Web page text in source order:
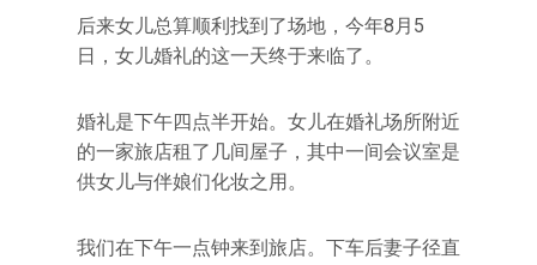
后来女儿总算顺利找到了场地，今年8月5
日，女儿婚礼的这一天终于来临了。
婚礼是下午四点半开始。女儿在婚礼场所附近
的一家旅店租了几间屋子，其中一间会议室是
供女儿与伴娘们化妆之用。
我们在下午一点钟来到旅店。下车后妻子径直